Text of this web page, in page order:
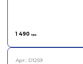
1 490 грн.
Арт.: D1259